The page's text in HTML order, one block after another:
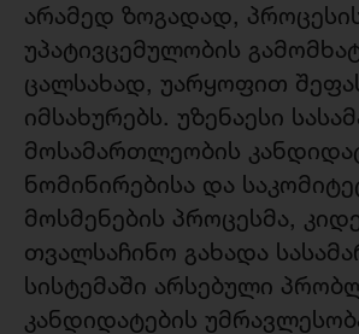
არამედ ზოგადად,
უპატივცემულობის
ცალსახად, უარყოფით
იმსახურებს. უზენაესი
მოსამართლეობის
ნომინირებისა და
მოსმენების პროცესმა,
თვალსაჩინო გახადა
სისტემაში არსებული
კანდიდატების